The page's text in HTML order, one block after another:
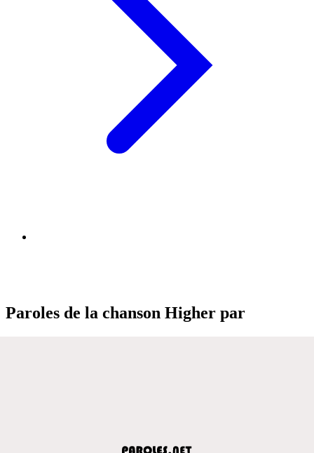
Paroles de la chanson Higher par